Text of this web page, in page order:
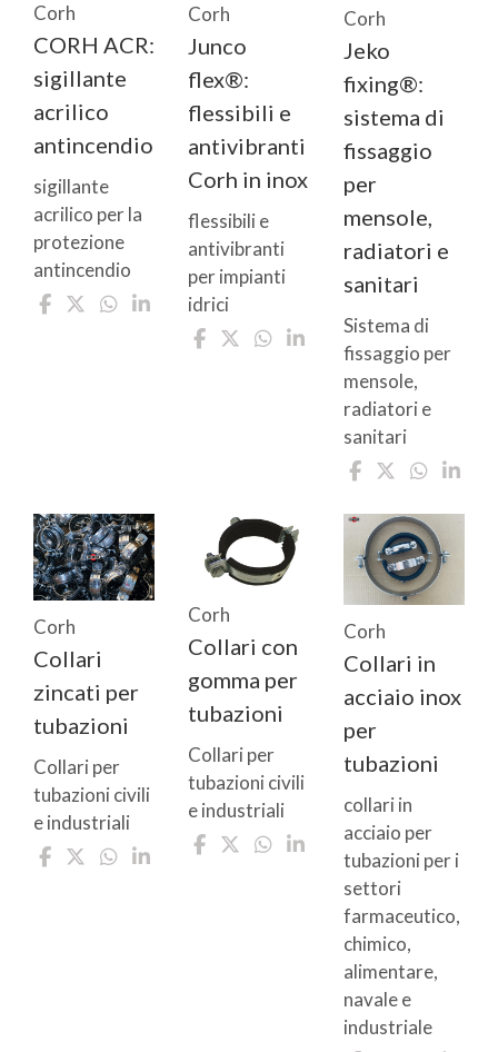
Corh
CORH ACR:
sigillante
acrilico
antincendio
sigillante
acrilico per la
protezione
antincendio
Corh
Junco
flex®:
flessibili e
antivibranti
Corh in inox
flessibili e
antivibranti
per impianti
idrici
Corh
Jeko
fixing®:
sistema di
fissaggio
per
mensole,
radiatori e
sanitari
Sistema di
fissaggio per
mensole,
radiatori e
sanitari
Corh
Collari
zincati per
tubazioni
Collari per
tubazioni civili
e industriali
Corh
Collari con
gomma per
tubazioni
Collari per
tubazioni civili
e industriali
Corh
Collari in
acciaio inox
per
tubazioni
collari in
acciaio per
tubazioni per i
settori
farmaceutico,
chimico,
alimentare,
navale e
industriale